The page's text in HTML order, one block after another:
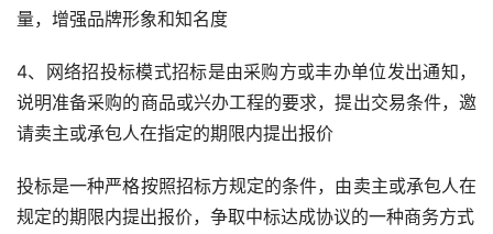
量，增强品牌形象和知名度
4、网络招投标模式招标是由采购方或丰办单位发出通知，
说明准备采购的商品或兴办工程的要求，提出交易条件，邀
请卖主或承包人在指定的期限内提出报价
投标是一种严格按照招标方规定的条件，由卖主或承包人在
规定的期限内提出报价，争取中标达成协议的一种商务方式